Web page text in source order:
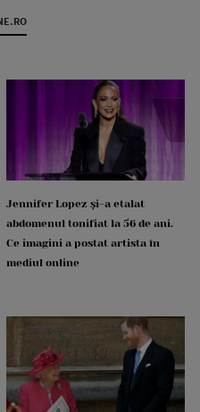
Jennifer Lopez și-a etalat
abdomenul tonifiat la 56 de ani.
Ce imagini a postat artista în
mediul online